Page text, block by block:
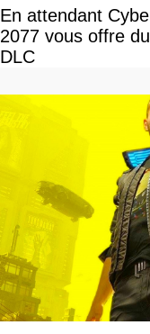
En attendant
2077 vous offre
DLC